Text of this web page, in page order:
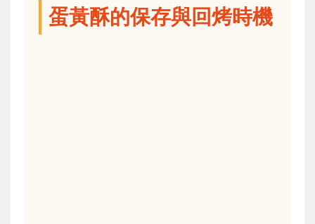
蛋黃酥的保存與回烤時機